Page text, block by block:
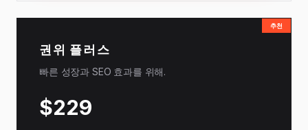
추천
권위 플러스
빠른 성장과 SEO 효과를 위해.
$229